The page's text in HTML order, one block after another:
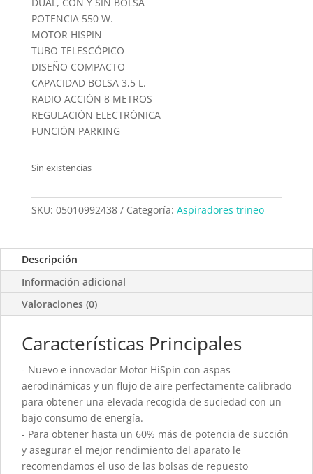
DUAL, CON Y SIN BOLSA
POTENCIA 550 W.
MOTOR HISPIN
TUBO TELESCÓPICO
DISEÑO COMPACTO
CAPACIDAD BOLSA 3,5 L.
RADIO ACCIÓN 8 METROS
REGULACIÓN ELECTRÓNICA
FUNCIÓN PARKING
Sin existencias
SKU: 05010992438 Categoría: Aspiradores trineo
Descripción
Información adicional
Valoraciones (0)
Características Principales
- Nuevo e innovador Motor HiSpin con aspas
aerodinámicas y un flujo de aire perfectamente calibrado
para obtener una elevada recogida de suciedad con un
bajo consumo de energía.
- Para obtener hasta un 60% más de potencia de succión
y asegurar el mejor rendimiento del aparato le
recomendamos el uso de las bolsas de repuesto